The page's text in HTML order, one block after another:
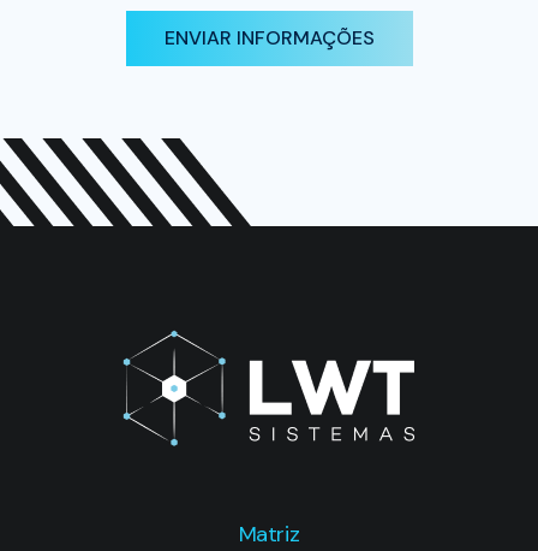
ENVIAR INFORMAÇÕES
Matriz